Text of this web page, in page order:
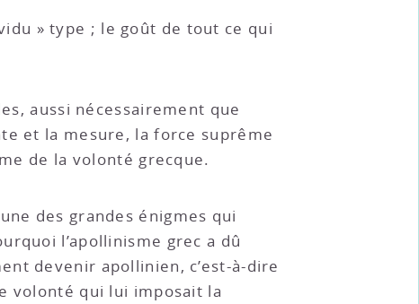
» type ; le goût de tout ce qui
aussi nécessairement que
et la mesure, la force suprême
de la volonté grecque.
des grandes énigmes qui
l’apollinisme grec a dû
devenir apollinien, c’est-à-dire
volonté qui lui imposait la